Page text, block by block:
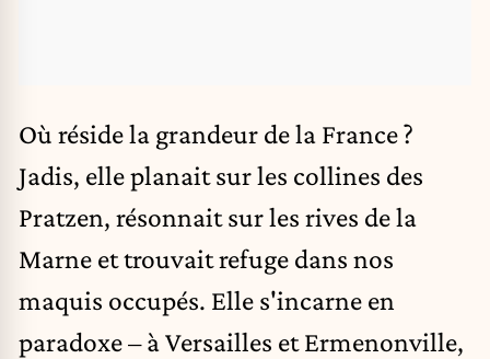
Où réside la grandeur de la France ?
Jadis, elle planait sur les collines des
Pratzen, résonnait sur les rives de la
Marne et trouvait refuge dans nos
maquis occupés. Elle s'incarne en
paradoxe – à Versailles et Ermenonville,